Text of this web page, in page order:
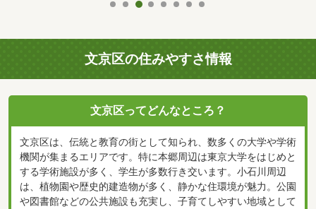
文京区の住みやすさ情報
文京区ってどんなところ？
文京区は、伝統と教育の街として知られ、数多くの大学や学術
機関が集まるエリアです。特に本郷周辺は東京大学をはじめと
する学術施設が多く、学生が多数行き交います。小石川周辺
は、植物園や歴史的建造物が多く、静かな住環境が魅力。公園
や図書館などの公共施設も充実し、子育てしやすい地域として